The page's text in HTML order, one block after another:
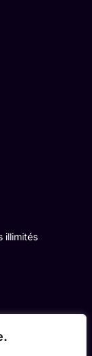
illimités